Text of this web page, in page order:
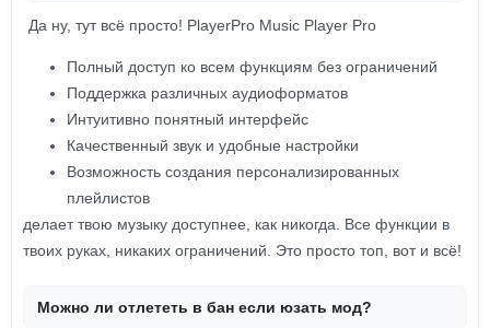
Да ну, тут всё просто! PlayerPro Music Player Pro
Полный доступ ко всем функциям без ограничений
Поддержка различных аудиоформатов
Интуитивно понятный интерфейс
Качественный звук и удобные настройки
Возможность создания персонализированных
плейлистов
делает твою музыку доступнее, как никогда. Все функции в
твоих руках, никаких ограничений. Это просто топ, вот и всё!
Можно ли отлететь в бан если юзать мод?